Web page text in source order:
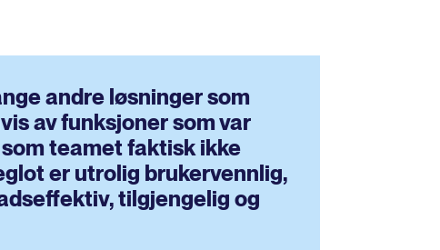
andre løsninger som
av funksjoner som var
teamet faktisk ikke
er utrolig brukervennlig,
tilgjengelig og